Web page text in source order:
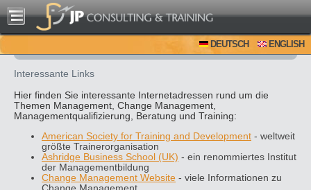
DEUTSCH ENGLISH
Interessante Links
Hier finden Sie interessante Internetadressen rund um die
Themen Management, Change Management,
Managementqualifizierung, Beratung und Training:
American Society for Training and Development - weltweit
größte Trainerorganisation
Ashridge Business School (UK) - ein renommiertes Institut
der Managementbildung
Change Management Website - viele Informationen zu